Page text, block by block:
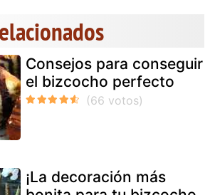
Consejos para conseguir
el bizcocho perfecto
¡La decoración más